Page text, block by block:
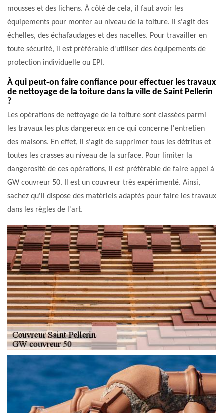
mousses et des lichens. À côté de cela, il faut avoir les
équipements pour monter au niveau de la toiture. Il s'agit des
échelles, des échafaudages et des nacelles. Pour travailler en
toute sécurité, il est préférable d'utiliser des équipements de
protection individuelle ou EPI.
À qui peut-on faire confiance pour effectuer les travaux
de nettoyage de la toiture dans la ville de Saint Pellerin
?
Les opérations de nettoyage de la toiture sont classées parmi
les travaux les plus dangereux en ce qui concerne l'entretien
des maisons. En effet, il s'agit de supprimer tous les détritus et
toutes les crasses au niveau de la surface. Pour limiter la
dangerosité de ces opérations, il est préférable de faire appel à
GW couvreur 50. Il est un couvreur très expérimenté. Ainsi,
sachez qu'il dispose des matériels adaptés pour faire les travaux
dans les règles de l'art.